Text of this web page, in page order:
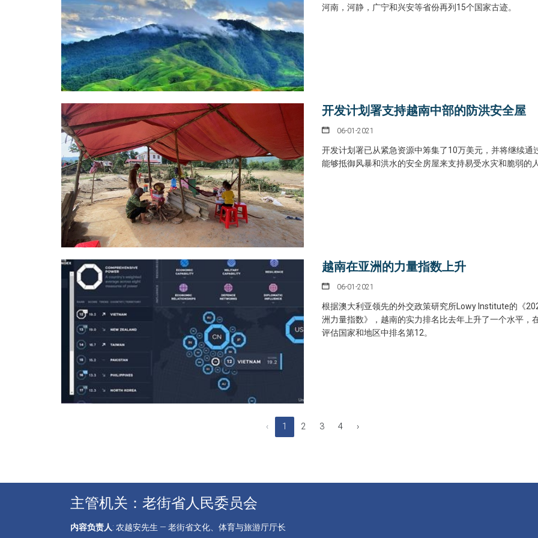
河南，河静，广宁和兴安等省份再列15个国家古迹。
开发计划署支持越南中部的防洪安全屋
06-01-2021
开发计划署已从紧急资源中筹集了10万美元，并将继续通
能够抵御风暴和洪水的安全房屋来支持易受水灾和脆弱的人
越南在亚洲的力量指数上升
06-01-2021
根据澳大利亚领先的外交政策研究所Lowy Institute的《
洲力量指数》，越南的实力排名比去年上升了一个水平，
评估国家和地区中排名第12。
‹ 1 2 3 4 ›
主管机关：老街省人民委员会
内容负责人: 农越安先生 — 老街省文化、体育与旅游厅厅长